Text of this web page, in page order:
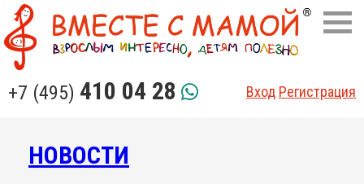
+7 (495) 410 04 28 Вход Регистрация
НОВОСТИ